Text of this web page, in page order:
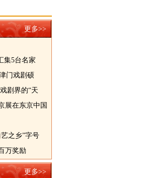
更多>>
集5台名家
门戏剧硕
剧界的“天
展在东京中国
之乡”字号
万奖励
更多>>